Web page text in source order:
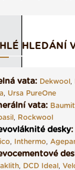
HLEDÁNÍ
vata: Dekwool,
, Ursa PureOne
vata: Baumit
, Rockwool
desky:
, Inthermo,
, DCD Ideal,